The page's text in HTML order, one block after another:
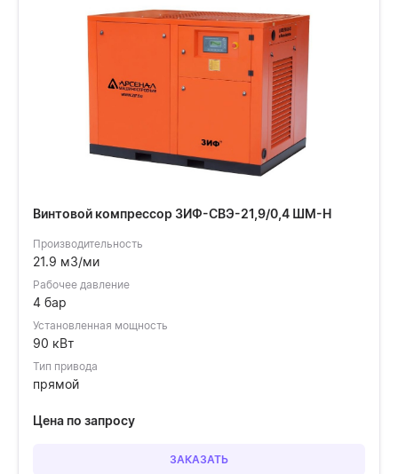
Винтовой компрессор ЗИФ-СВЭ-21,9/0,4 ШМ-Н
Производительность
21.9 м3/ми
Рабочее давление
4 бар
Установленная мощность
90 кВт
Тип привода
прямой
Цена по запросу
ЗАКАЗАТЬ